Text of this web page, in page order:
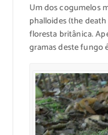
Um dos cogumelos
phalloides (the
floresta britânica.
gramas deste fungo